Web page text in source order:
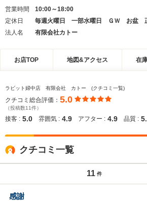
営業時間
10:00～18:00
定休日
毎週火曜日 一部水曜日 ＧＷ お盆
法人名
有限会社カトー
お店TOP 地図&アクセス 在
ラビット婦中店 有限会社 カトー (クチコミ一覧)
クチコミ総合評価： 5.0
（投稿数11件）
接客 : 5.0 雰囲気 : 4.9 アフター : 4.9 品質 :
クチコミ一覧
11 件
感謝